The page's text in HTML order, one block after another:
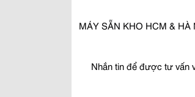
MÁY SẴN KHO HCM & HÀ
Nhắn tin để được tư vấn